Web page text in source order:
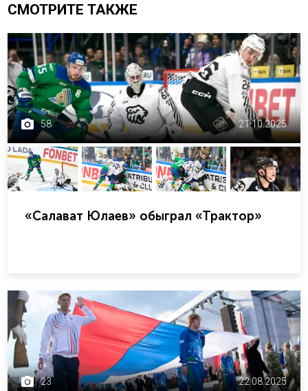
СМОТРИТЕ ТАКЖЕ
58 21.10.2025
«Салават Юлаев» обыграл «Трактор»
23 22.08.2025